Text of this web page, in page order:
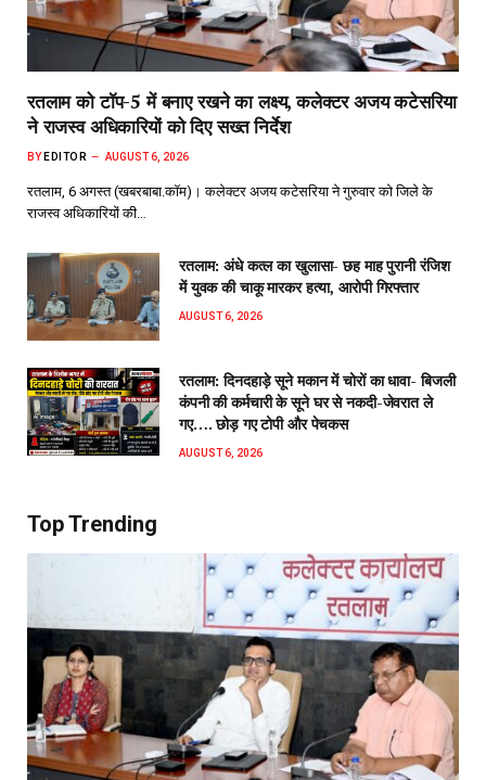
रतलाम को टॉप-5 में बनाए रखने का लक्ष्य, कलेक्टर अजय कटेसरिया
ने राजस्व अधिकारियों को दिए सख्त निर्देश
BY EDITOR AUGUST 6, 2026
रतलाम, 6 अगस्त (खबरबाबा.कॉम)। कलेक्टर अजय कटेसरिया ने गुरुवार को जिले के
राजस्व अधिकारियों की…
रतलाम: अंधे कत्ल का खुलासा- छह माह पुरानी रंजिश
में युवक की चाकू मारकर हत्या, आरोपी गिरफ्तार
AUGUST 6, 2026
रतलाम: दिनदहाड़े सूने मकान में चोरों का धावा- बिजली
कंपनी की कर्मचारी के सूने घर से नकदी-जेवरात ले
गए…. छोड़ गए टोपी और पेचकस
AUGUST 6, 2026
Top Trending